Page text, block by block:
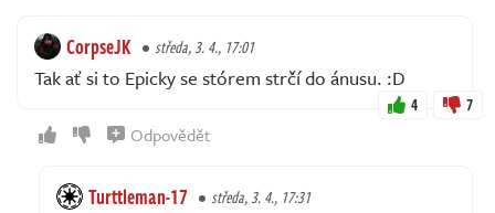
CorpseJK středa, 3. 4., 17:01
Tak ať si to Epicky se stórem strčí do ánusu. :D
4 7
Odpovědět
Turttleman-17 středa, 3. 4., 17:31